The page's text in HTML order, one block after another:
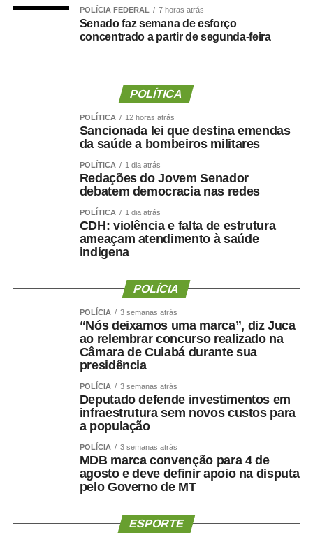
bike, natação, karatê, tênis de mesa, xadrez, basquete
3×3, beach tennis, futevôlei e vôlei de praia. Já os 3º
Jogos Paralímpicos de Sinop contarão com disputas de
Gabriel Vasconcelos, destacou que os jogos representam
uma das principais ações de incentivo ao esporte
desenvolvidas pela Prefeitura de Sinop e contribuem
para ampliar a participação da população em atividades
esportivas. “Os Jogos Olímpicos e os Jogos Paralímpicos
de Sinop são eventos tradicionais e muito aguardados
pela comunidade esportiva. A competição oferece
oportunidades para atletas de diferentes modalidades
demonstrarem seu potencial, conquistarem resultados e
incentivam a prática esportiva e fortalecem o esporte
como ferramenta de integração social e desenvolvimento
humano”, afirmou.
O secretário também destacou que as novidades desta
edição ampliam o alcance do evento e aproximam ainda
mais a população das atividades esportivas. “A inclusão
de novas modalidades e a realização de disputas na
Praia do Cortado representam mais uma evolução dos
jogos. Essas mudanças ampliam as oportunidades de
participação, valorizam os espaços públicos do município
e tornam a competição ainda mais atrativa para atletas,
familiares e espectadores. O esporte tem a capacidade
qualidade de vida da população”, explicou.
POLÍCIA FEDERAL 7 horas atrás
Senado faz semana de esforço
concentrado a partir de segunda-feira
POLÍTICA
POLÍTICA 12 horas atrás
Sancionada lei que destina emendas
da saúde a bombeiros militares
POLÍTICA 1 dia atrás
Redações do Jovem Senador
debatem democracia nas redes
POLÍTICA 1 dia atrás
CDH: violência e falta de estrutura
ameaçam atendimento à saúde
indígena
POLÍCIA
POLÍCIA 3 semanas atrás
“Nós deixamos uma marca”, diz Juca
ao relembrar concurso realizado na
Câmara de Cuiabá durante sua
presidência
POLÍCIA 3 semanas atrás
Deputado defende investimentos em
infraestrutura sem novos custos para
a população
POLÍCIA 3 semanas atrás
MDB marca convenção para 4 de
agosto e deve definir apoio na disputa
pelo Governo de MT
ESPORTE